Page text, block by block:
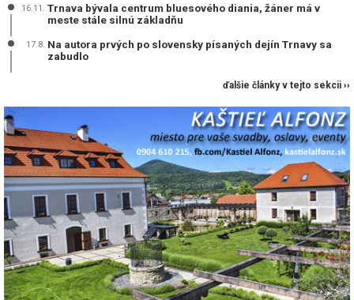
16.11.
Trnava bývala centrum bluesového diania, žáner má v
meste stále silnú základňu
17.8. Na autora prvých po slovensky písaných dejín Trnavy sa
zabudlo
ďalšie články v tejto sekcii ››